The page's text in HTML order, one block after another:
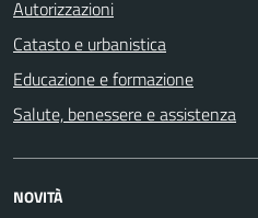
Autorizzazioni
Catasto e urbanistica
Educazione e formazione
Salute, benessere e assistenza
NOVITÀ